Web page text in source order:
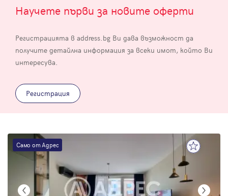
Научете първи за новите оферти
Регистрацията в address.bg Ви дава възможност да
получите детайлна информация за всеки имот, който Ви
интересува.
Регистрация
Само от Адрес